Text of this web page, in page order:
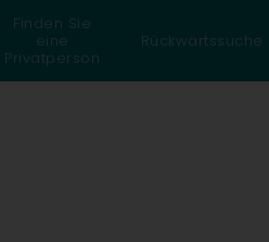
Finden Sie
eine
Privatperson
Rückwärtssuche